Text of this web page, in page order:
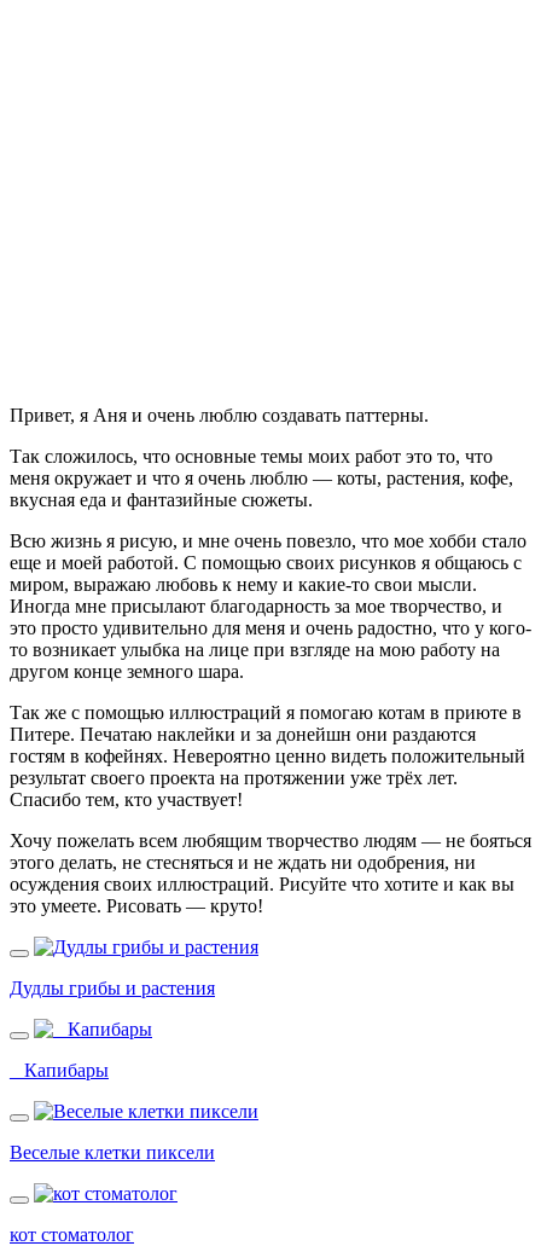
Привет, я Аня и очень люблю создавать паттерны.
Так сложилось, что основные темы моих работ это то, что
меня окружает и что я очень люблю — коты, растения, кофе,
вкусная еда и фантазийные сюжеты.
Всю жизнь я рисую, и мне очень повезло, что мое хобби стало
еще и моей работой. С помощью своих рисунков я общаюсь с
миром, выражаю любовь к нему и какие-то свои мысли.
Иногда мне присылают благодарность за мое творчество, и
это просто удивительно для меня и очень радостно, что у кого-
то возникает улыбка на лице при взгляде на мою работу на
другом конце земного шара.
Так же с помощью иллюстраций я помогаю котам в приюте в
Питере. Печатаю наклейки и за донейшн они раздаются
гостям в кофейнях. Невероятно ценно видеть положительный
результат своего проекта на протяжении уже трёх лет.
Спасибо тем, кто участвует!
Хочу пожелать всем любящим творчество людям — не бояться
этого делать, не стесняться и не ждать ни одобрения, ни
осуждения своих иллюстраций. Рисуйте что хотите и как вы
это умеете. Рисовать — круто!
Дудлы грибы и растения
_ Капибары
Веселые клетки пиксели
кот стоматолог